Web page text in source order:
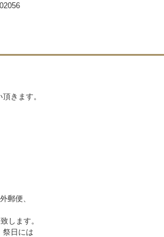
きます。
郵便、
致します。
祭日には